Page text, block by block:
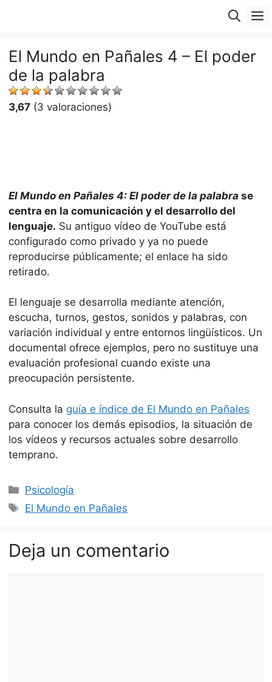
El Mundo en Pañales 4 – El poder
de la palabra
3,67 (3 valoraciones)
El Mundo en Pañales 4: El poder de la palabra se
centra en la comunicación y el desarrollo del
lenguaje. Su antiguo vídeo de YouTube está
configurado como privado y ya no puede
reproducirse públicamente; el enlace ha sido
retirado.
El lenguaje se desarrolla mediante atención,
escucha, turnos, gestos, sonidos y palabras, con
variación individual y entre entornos lingüísticos. Un
documental ofrece ejemplos, pero no sustituye una
evaluación profesional cuando existe una
preocupación persistente.
Consulta la guía e índice de El Mundo en Pañales
para conocer los demás episodios, la situación de
los vídeos y recursos actuales sobre desarrollo
temprano.
Categorías
Psicología
Etiquetas
El Mundo en Pañales
Deja un comentario